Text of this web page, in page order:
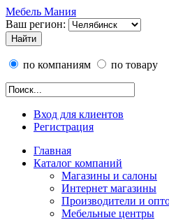
Мебель Мания
Ваш регион:
по компаниям по товару
Вход для клиентов
Регистрация
Главная
Каталог компаний
Магазины и салоны
Интернет магазины
Производители и
Мебельные центры